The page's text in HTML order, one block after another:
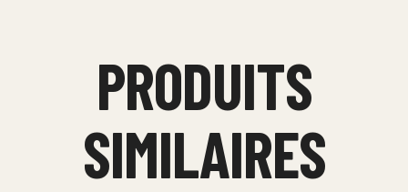
PRODUITS
SIMILAIRES